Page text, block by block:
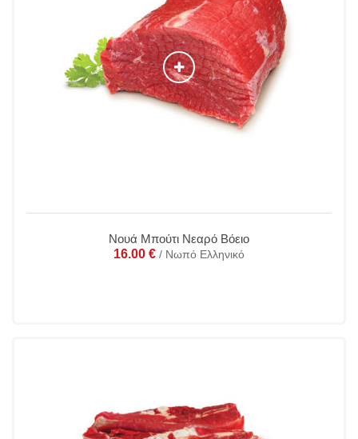
Νουά Μπούτι Νεαρό Βόειο
16.00 € / Νωπό Ελληνικό